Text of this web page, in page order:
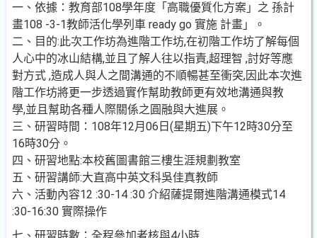
一、依據：教育部108學年度「高職優質化方案」之 孫計
畫108 -3-1教師活化學列車 ready go 實施 計畫」。
二、目的:此次工作坊為進階工作坊,在初階工作坊了解每個
人心中的冰山結構,並且了解人往以指責,超理智 ,討好等應
對方式 ,造成人與人之間溝通的不順暢甚至衝突,因此本次進
階工作坊將更一步透過實作幫助教師更有效地溝通與教
學,並且幫助各種人際關係之圓融與大進展。
三、研習時間：108年12月06日(星期五)下午12時30分至
16時30分。
四、研習地點:本校舊圖書館三樓生涯規劃教室
五、研習講師:大直高中英文科吳佳真教師
六、活動內容12 :30-14 :30 介紹薩提爾進階溝通模式14
:30-16:30 實際操作